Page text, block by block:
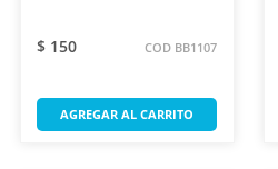
$ 150 COD BB1107
AGREGAR AL CARRITO